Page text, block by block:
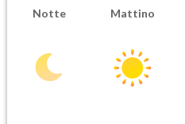
Notte Mattino